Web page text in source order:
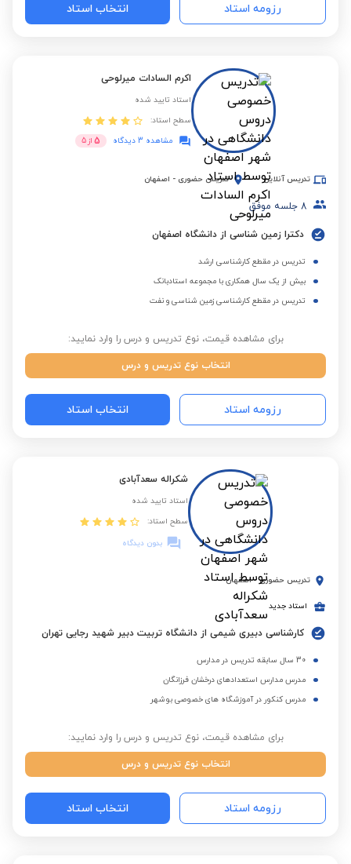
رزومه استاد انتخاب استاد
اکرم السادات میرلوحی
استاد تایید شده
سطح استاد:
مشاهده 3 دیدگاه
5 از 5
تدریس آنلاین تدریس حضوری - اصفهان
8 جلسه موفق
دکترا زمین شناسی از دانشگاه اصفهان
تدریس در مقطع کارشناسی ارشد
بیش از یک سال همکاری با مجموعه استادبانک
تدریس در مقطع کارشناسی زمین شناسی و نفت
برای مشاهده قیمت، نوع تدریس و درس را وارد نمایید:
انتخاب نوع تدریس و درس
رزومه استاد انتخاب استاد
شکراله سعدآبادی
استاد تایید شده
سطح استاد:
بدون دیدگاه
تدریس حضوری - اصفهان
استاد جدید
کارشناسی دبیری شیمی از دانشگاه تربیت دبیر شهید رجایی تهران
30 سال سابقه تدریس در مدارس
مدرس مدارس استعدادهای درخشان فرزانگان
مدرس کنکور در آموزشگاه های خصوصی بوشهر
برای مشاهده قیمت، نوع تدریس و درس را وارد نمایید:
انتخاب نوع تدریس و درس
رزومه استاد انتخاب استاد